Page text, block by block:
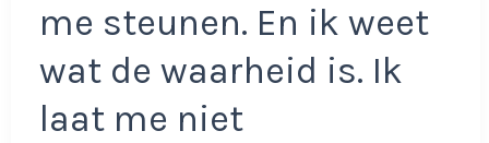
me steunen. En ik weet
wat de waarheid is. Ik
laat me niet